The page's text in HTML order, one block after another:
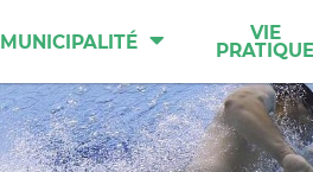
MUNICIPALITÉ VIE
PRATIQUE